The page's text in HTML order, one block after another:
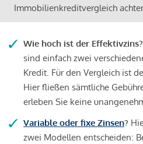
Immobilienkreditvergleich
Wie hoch ist der Effektivzins?
sind einfach zwei
Kredit. Für den Vergleich ist
Hier fließen sämtliche
erleben Sie keine
Variable oder fixe Zinsen?
zwei Modellen entscheiden: